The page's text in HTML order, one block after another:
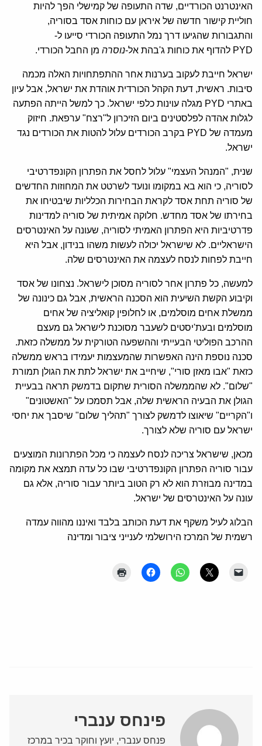
האינטרנט הכורדיים, שדה התעופה של קמישלי הפך להיות
חוליית קישור חדשה של איראן עם כוחות אסד בסוריה,
והתגבורות שהגיעו דרך נמל התעופה הכורדי סייעו ל-
PYD להדוף את כוחות ג'בהת אל-
נוסרה מן החבל הכורדי.
ישראל חייבת לעקוב בערנות אחר ההתפתחויות האלה מכמה
סיבות. ראשית, דעת הקהל הכורדית אוהדת את ישראל, אבל עיון
באתרי PYD מגלה עוינות כלפי ישראל. כך למשל הייתה הפתעה
לגלות אהדה לפלסטינים ביום הזיכרון ל"רצח" ערפאת. חיזוק
מעמדה של PYD בקרב הכורדים עלול להטות את הכורדים נגד
ישראל.
שנית, "המנהל העצמי" עלול לחסל את הפתרון הקונפדרטיבי
לסוריה, כי הוא בא במקומו ונועד לשרטט את המחוזות החדשים
של סוריה תחת אסד לקראת הבחירות הכלליות שיבטיחו את
בחירתו של אסד מחדש. חלוקה אמיתית של סוריה למדינות
פדרטיביות היא הפתרון האמיתי לסוריה, שעונה על האינטרסים
הישראליים. לא שישראל יכולה לעשות משהו בנידון, אבל היא
חייבת לפחות לנסח לעצמה את האינטרסים שלה.
למעשה, כל פתרון אחר לסוריה מסוכן לישראל. נצחונו של אסד
וקיבוע הקשת השיעית הוא הסכנה הראשית, אבל גם כינונה של
ממשלת אחים מוסלמים, או לחלופין קואליציה של אחים
מוסלמים ובעת'יסטים לשעבר מסוכנת לישראל גם מעצם
ההרכב הפוליטי הבעייתי וההשפעה הטורקית על ממשלה כזאת.
סכנה נוספת הינה האפשרות שהמעצמות יעמידו בראש ממשלה
כזאת "אבו מאזן סורי", שיחייב את ישראל לתת את הגולן תמורת
"שלום". לא שהממשלה הסורית שתקום בדמשק תראה בבעיית
הגולן את הבעיה הראשית שלה, אבל תסמכו על "האשטונים"
ו"הקריים" שיאוצו לדמשק לצורך "תהליך שלום" שיסבך את יחסי
ישראל עם סוריה שלא לצורך.
מכאן, שישראל צריכה לנסח לעצמה כי מכל הפתרונות המוצעים
עבור סוריה הפתרון הקונפדרטיבי שבו כל עדה תמצא את מקומה
במדינה מבוזרת הוא לא רק הטוב ביותר עבור סוריה, אלא גם
עונה על האינטרסים של ישראל.
הבלוג לעיל משקף את דעת הכותב בלבד ואיננו מהווה עמדה
רשמית של המרכז הירושלמי לענייני ציבור ומדינה
פינחס ענברי
פנחס ענברי, יועץ וחוקר בכיר במרכז